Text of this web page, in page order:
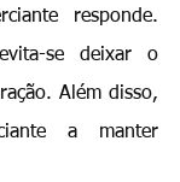
responde.
evita-se deixar o
Além disso,
a manter